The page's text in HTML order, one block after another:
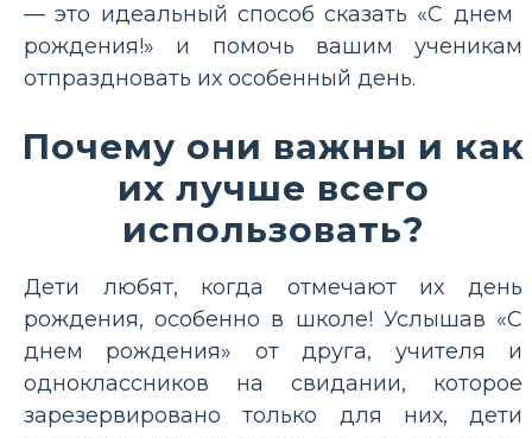
— это идеальный способ сказать «С днем ​​
рождения!» и помочь вашим ученикам
отпраздновать их особенный день.
Почему они важны и как
их лучше всего
использовать?
Дети любят, когда отмечают их день
рождения, особенно в школе! Услышав «С
днем ​​рождения» от друга, учителя и
одноклассников на свидании, которое
зарезервировано только для них, дети